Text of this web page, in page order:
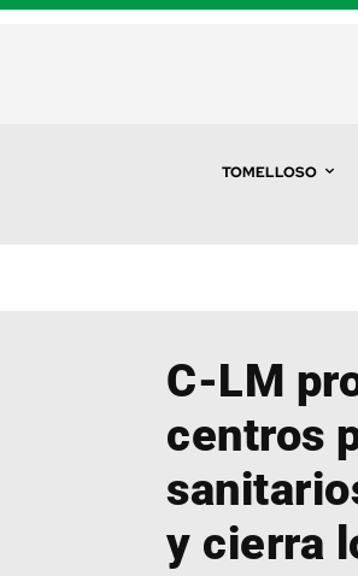
TOMELLOSO
C-LM
centros
y cierra